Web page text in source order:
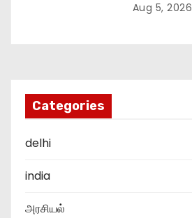
Aug 5, 2026
Categories
delhi
india
அரசியல்